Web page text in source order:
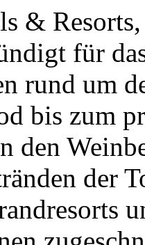
&
für
rund um
bis zum
den
der